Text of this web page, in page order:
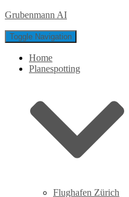
Grubenmann AI
Toggle Navigation
Home
Planespotting
Flughafen Zürich